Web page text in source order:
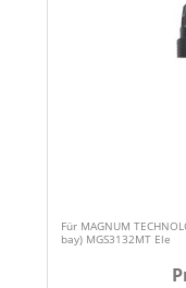
Für MAGNUM
bay) MGS3132MT Ele